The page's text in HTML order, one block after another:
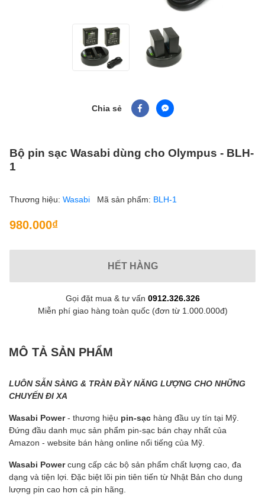
Chia sẻ
Bộ pin sạc Wasabi dùng cho Olympus - BLH-
1
Thương hiệu: Wasabi Mã sản phẩm: BLH-1
980.000₫
HẾT HÀNG
Gọi đặt mua & tư vấn 0912.326.326
Miễn phí giao hàng toàn quốc (đơn từ 1.000.000đ)
MÔ TẢ SẢN PHẨM
LUÔN SẴN SÀNG & TRÀN ĐẦY NĂNG LƯỢNG CHO NHỮNG
CHUYẾN ĐI XA
Wasabi Power- thương hiệu pin-sạc hàng đầu uy tín tại Mỹ.
Đứng đầu danh mục sản phẩm pin-sạc bán chạy nhất của
Amazon - website bán hàng online nổi tiếng của Mỹ.
Wasabi Powercung cấp các bộ sản phẩm chất lượng cao, đa
dạng và tiện lợi. Đặc biệt lõi pin tiên tiến từ Nhật Bản cho dung
lượng pin cao hơn cả pin hãng.